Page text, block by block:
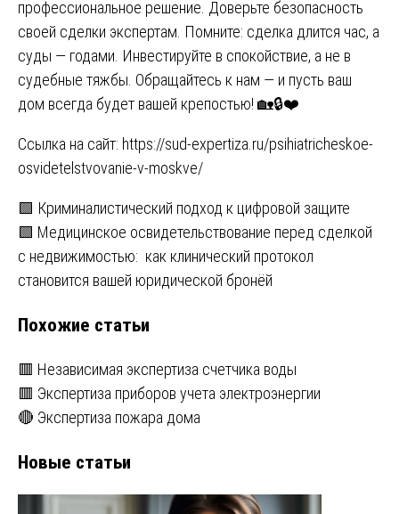
профессиональное решение. Доверьте безопасность
своей сделки экспертам. Помните: сделка длится час, а
суды — годами. Инвестируйте в спокойствие, а не в
судебные тяжбы. Обращайтесь к нам — и пусть ваш
дом всегда будет вашей крепостью! 🏡🔒❤️
Ссылка на сайт: https://sud-expertiza.ru/psihiatricheskoe-
osvidetelstvovanie-v-moskve/
Навигация
по
записям
🟩 Криминалистический подход к цифровой защите
🟩 Медицинское освидетельствование перед сделкой
с недвижимостью: как клинический протокол
становится вашей юридической бронёй
Похожие статьи
🟥 Независимая экспертиза счетчика воды
🟥 Экспертиза приборов учета электроэнергии
🔴 Экспертиза пожара дома
Новые статьи